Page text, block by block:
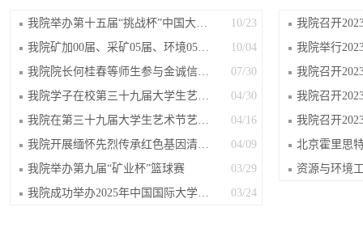
10/23
我院举办第十五届“挑战杯”中国大学生...
10/04
我院矿加00届、采矿05届、环境05届、环...
07/30
我院院长何桂春等师生参与金诚信2025年...
04/30
我院学子在校第三十九届大学生艺术节之...
04/16
我院在第三十九届大学生艺术节艺术表演...
04/09
我院开展缅怀先烈传承红色基因清明节祭...
03/29
我院举办第九届“矿业杯”篮球赛
03/24
我院成功举办2025年中国国际大学生创新...
我院召开
我院举行
我院召开